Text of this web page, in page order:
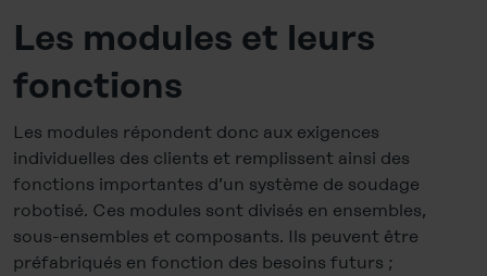
Les modules et leurs
fonctions
Les modules répondent donc aux exigences
individuelles des clients et remplissent ainsi des
fonctions importantes d’un système de soudage
robotisé. Ces modules sont divisés en ensembles,
sous-ensembles et composants. Ils peuvent être
préfabriqués en fonction des besoins futurs ;